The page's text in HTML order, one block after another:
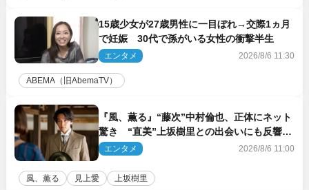
15歳少女が27歳男性に一目ぼれ→交際1ヵ月
で妊娠 30代で孫がいる女性の衝撃半生
エンタメ 2026/8/6 11:30
ABEMA（旧AbemaTV）
『風、薫る』“藤次”中村倫也、正体にネット
驚き “直美”上坂樹里との出会いにも反響
「力になってくれそう」「仲良くしなよ！」
エンタメ 2026/8/6 11:00
風、薫る 見上愛 上坂樹里